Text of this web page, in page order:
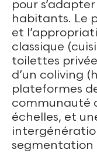
pour
habitants. Le
et
classique
toilettes
d’un coliving
plateformes
communauté
échelles, et
segmentation